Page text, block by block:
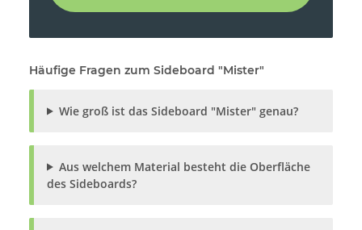
Häufige Fragen zum Sideboard "Mister"
Wie groß ist das Sideboard "Mister" genau?
Aus welchem Material besteht die Oberfläche
des Sideboards?